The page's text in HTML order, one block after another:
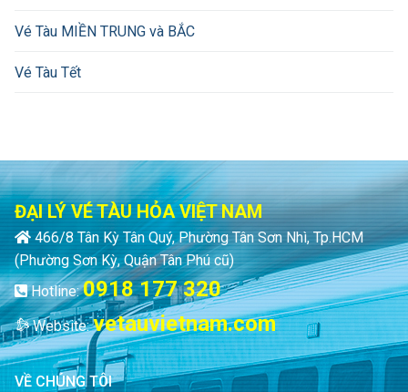
Vé Tàu MIỀN TRUNG và BẮC
Vé Tàu Tết
ĐẠI LÝ VÉ TÀU HỎA VIỆT NAM
466/8 Tân Kỳ Tân Quý, Phường Tân Sơn Nhì, Tp.HCM
(Phường Sơn Kỳ, Quận Tân Phú cũ)
Hotline:0918 177 320
Website:vetauvietnam.com
VỀ CHÚNG TÔI